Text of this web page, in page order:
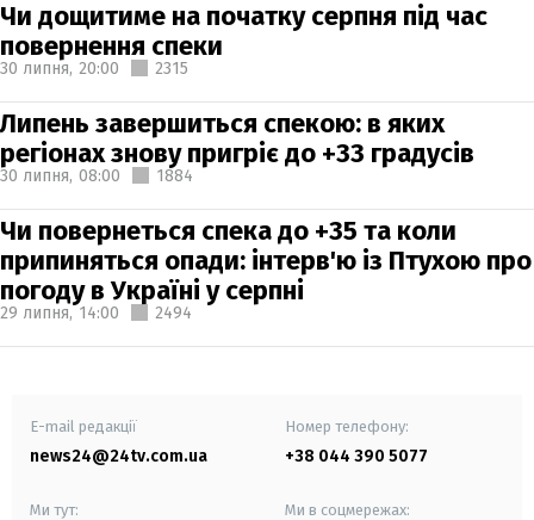
Чи дощитиме на початку серпня під час
повернення спеки
30 липня, 20:00 2315
Липень завершиться спекою: в яких
регіонах знову пригріє до +33 градусів
30 липня, 08:00 1884
Чи повернеться спека до +35 та коли
припиняться опади: інтерв'ю із Птухою про
погоду в Україні у серпні
29 липня, 14:00 2494
E-mail редакції
news24@24tv.com.ua
Номер телефону:
+38 044 390 5077
Ми тут: Ми в соцмережах: